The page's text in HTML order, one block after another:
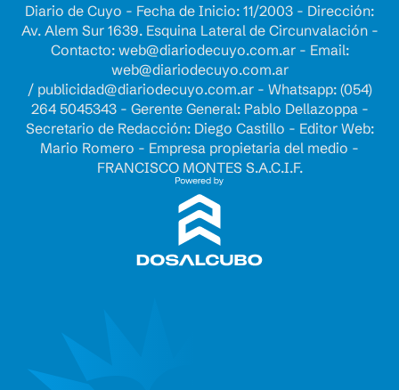
Diario de Cuyo - Fecha de Inicio: 11/2003 - Dirección:
Av. Alem Sur 1639. Esquina Lateral de Circunvalación -
Contacto: web@diariodecuyo.com.ar- Email:
web@diariodecuyo.com.ar
/ publicidad@diariodecuyo.com.ar- Whatsapp: (054)
264 5045343 - Gerente General: Pablo Dellazoppa -
Secretario de Redacción: Diego Castillo - Editor Web:
Mario Romero - Empresa propietaria del medio -
FRANCISCO MONTES S.A.C.I.F.